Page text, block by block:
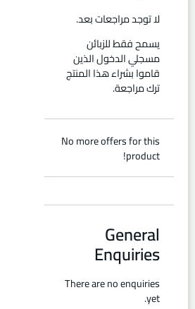
لا توجد مراجعات بعد.
يسمح فقط للزبائن
مسجلي الدخول الذين
قاموا بشراء هذا المنتج
ترك مراجعة.
No more offers for this
product!
General
Enquiries
There are no enquiries
yet.